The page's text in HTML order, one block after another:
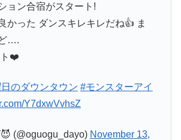
ョン合宿がスタート!
かった ダンスキレキレだね👍 ま
….
ト❤️
のダウンタウン #モンスターアイ
Y7dxwVvhsZ
(@oguogu_dayo) November 13,